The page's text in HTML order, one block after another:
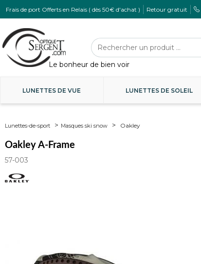
Frais de port Offerts en Relais ( dès 50€ d'achat ) Retour gratuit
LUNETTES DE VUE LUNETTES DE SOLEIL
Lunettes-de-sport Masques ski snow Oakley
Oakley A-Frame
57-003